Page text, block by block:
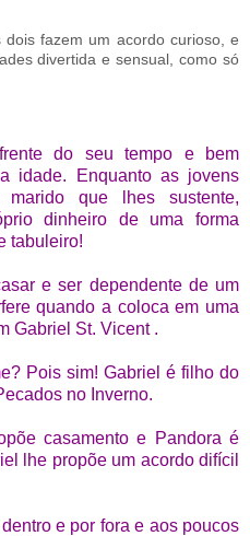
fazem um acordo curioso, e
divertida e sensual, como só
do seu tempo e bem
idade. Enquanto as jovens
que lhes sustente,
dinheiro de uma forma
tabuleiro!
e ser dependente de um
quando a coloca em uma
Gabriel St. Vicent .
Pois sim! Gabriel é filho do
no Inverno.
casamento e Pandora é
lhe propõe um acordo difícil
e por fora e aos poucos